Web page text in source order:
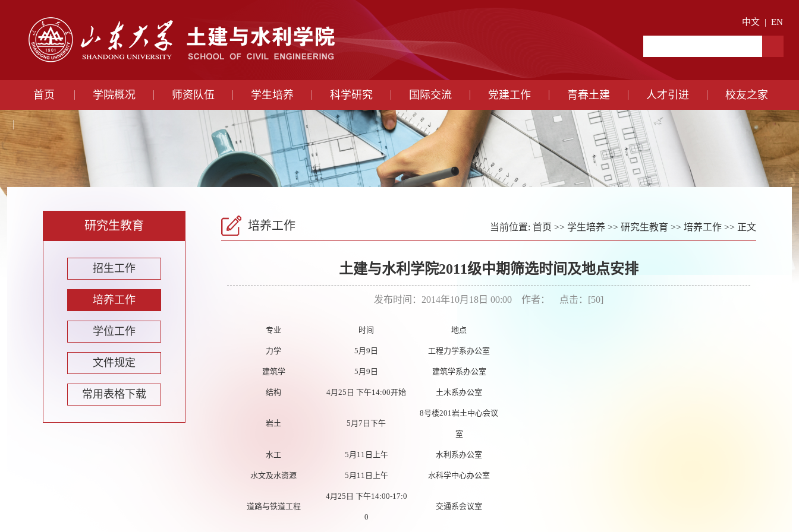
中文 | EN
首页 学院概况 师资队伍 学生培养 科学研究 国际交流 党建工作 青春土建 人才引进 校友之家
研究生教育
招生工作
培养工作
学位工作
文件规定
常用表格下载
培养工作 当前位置: 首页 >> 学生培养 >> 研究生教育 >> 培养工作 >> 正文
土建与水利学院2011级中期筛选时间及地点安排
发布时间：2014年10月18日 00:00 作者： 点击：[50]
专业 时间 地点
力学 5月 9 日 工程力学系办公室
建筑学 5月9日 建筑学系办公室
结构 4月 25 日 下午14:00开始 土木系办公室
岩土 5月 7 日下午
8号楼201岩土中心会议
室
水工 5月 11 日上午 水利系办公室
水文及水资源 5月 11 日上午 水科学中心办公室
道路与铁道工程
4月25日 下午14:00-17:0
0
交通系会议室